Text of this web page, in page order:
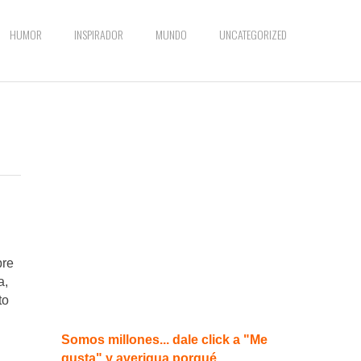
HUMOR INSPIRADOR MUNDO UNCATEGORIZED
Somos millones... dale click a "Me
gusta" y averigua porqué